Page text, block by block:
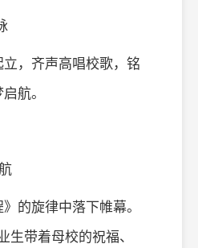
，齐声高唱校歌，铭
航。
的旋律中落下帷幕。
生带着母校的祝福、